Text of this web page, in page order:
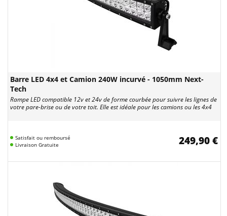
Barre LED 4x4 et Camion 240W incurvé - 1050mm Next-
Tech
Rampe LED compatible 12v et 24v de forme courbée pour suivre les lignes de
votre pare-brise ou de votre toit. Elle est idéale pour les camions ou les 4x4
Satisfait ou remboursé
Livraison Gratuite
249,90 €